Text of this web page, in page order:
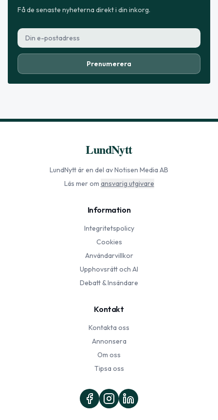
Få de senaste nyheterna direkt i din inkorg.
Prenumerera
LundNytt
LundNyttär en del av Notisen Media AB
Läs mer om ansvarig utgivare
Information
Integritetspolicy
Cookies
Användarvillkor
Upphovsrätt och AI
Debatt & Insändare
Kontakt
Kontakta oss
Annonsera
Om oss
Tipsa oss